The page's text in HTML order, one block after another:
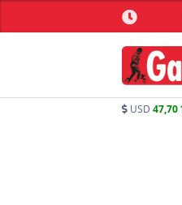
arasında 'Mekke
imzalandı
USD 47,70